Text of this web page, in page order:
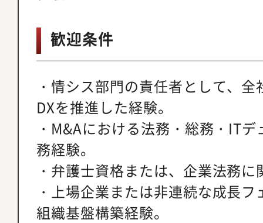
歓迎条件
・情シス部門の責任者として、
DXを推進した経験。
・M&Aにおける法務・総務・IT
務経験。
・弁護士資格または、企業法務
・上場企業または非連続な成長
組織基盤構築経験。